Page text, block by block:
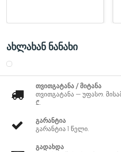
ახლახან ნანახი
თვითგატანა / მიტანა
თვითგატანა — უფასო.
₾.
გარანტია
გარანტია 1 წელი.
გადახდა